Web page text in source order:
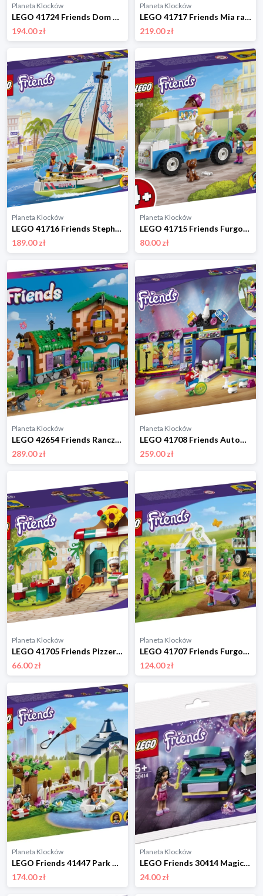
Planeta Klocków
LEGO 41724 Friends Dom Paisley Lego
194.00 zł
Planeta Klocków
LEGO 41717 Friends Mia ratowniczka dzikich zwierząt Lego
219.00 zł
Planeta Klocków
LEGO 41716 Friends Stephanie i przygoda pod żaglami Lego
189.00 zł
Planeta Klocków
LEGO 41715 Friends Furgonetka z lodami Lego
80.00 zł
Planeta Klocków
LEGO 42654 Friends Ranczo kucyków i stajnia Lego
289.00 zł
Planeta Klocków
LEGO 41708 Friends Automat w dyskotece Lego
259.00 zł
Planeta Klocków
LEGO 41705 Friends Pizzeria w Heartlake Lego
66.00 zł
Planeta Klocków
LEGO 41707 Friends Furgonetka do sadzenia drzew Lego
124.00 zł
Planeta Klocków
LEGO Friends 41447 Park w Heartlake City Lego
174.00 zł
Planeta Klocków
LEGO Friends 30414 Magiczny kufer Emmy Lego
24.00 zł